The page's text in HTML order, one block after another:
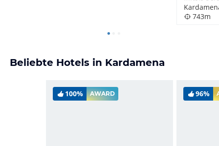
743m
Beliebte Hotels in Kardamena
100% AWARD 96%